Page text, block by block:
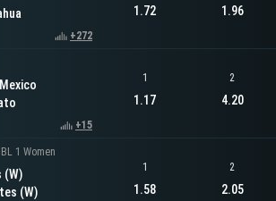
+272
1.72 1.96
+15
1
1.17
2
4.20
1 Women
(W)
(W)
1
1.58
2
2.05